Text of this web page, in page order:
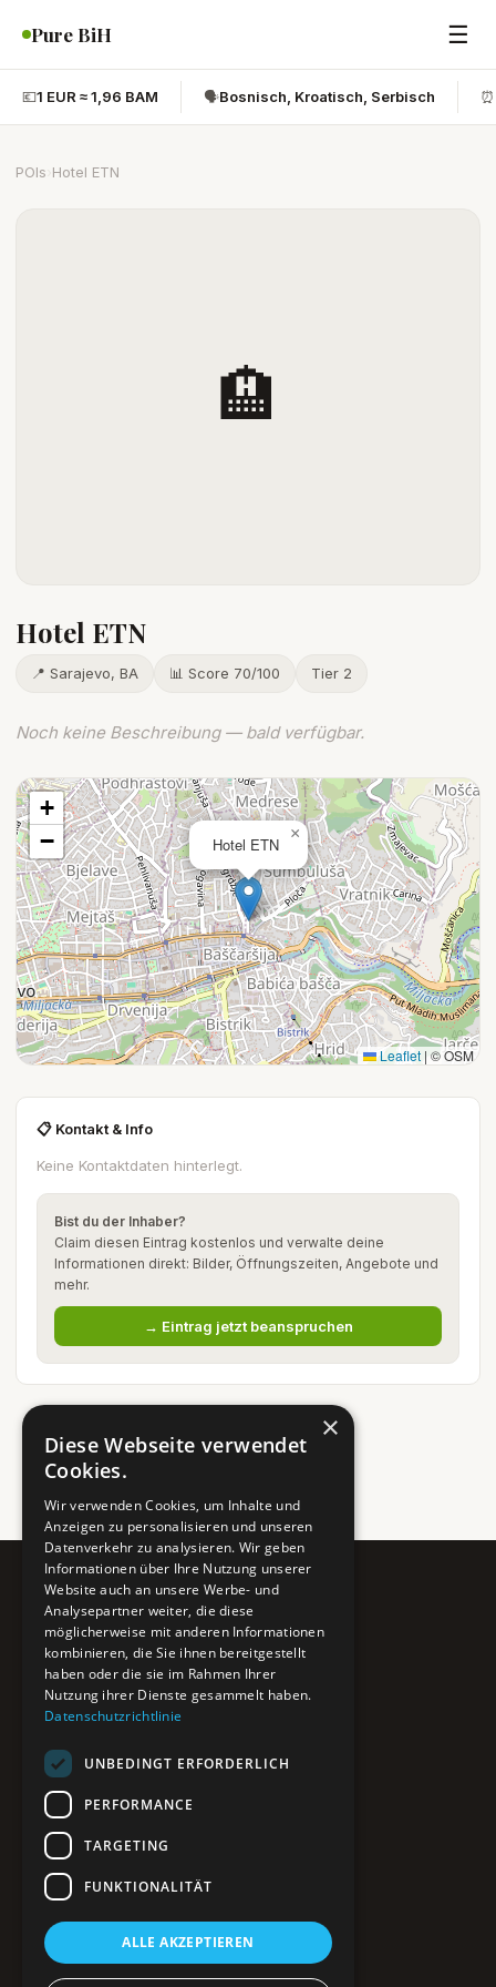
Pure BiH ☰
💶1 EUR ≈ 1,96 BAM 🗣️Bosnisch, Kroatisch, Serbisch ⏰
POIs Hotel ETN
🏨
Hotel ETN
📍 Sarajevo, BA 📊 Score 70/100 Tier 2
Noch keine Beschreibung — bald verfügbar.
Hotel ETN
×
+
−
Leaflet | © OSM
📋 Kontakt & Info
Keine Kontaktdaten hinterlegt.
Bist du der Inhaber?
Claim diesen Eintrag kostenlos und verwalte deine
Informationen direkt: Bilder, Öffnungszeiten, Angebote und
mehr.
→ Eintrag jetzt beanspruchen
Pure BiH
Authentisches Bosnien & Herzegowina
Ein Teil des BTP Reise-Netzwerks.
POIs entdecken
Interaktive Karte
Reiseblog
Reiseinfos & Tipps
Impressum
Datenschutz
×
Diese Webseite verwendet
Cookies.
Wir verwenden Cookies, um Inhalte und
Anzeigen zu personalisieren und unseren
Datenverkehr zu analysieren. Wir geben
Informationen über Ihre Nutzung unserer
Website auch an unsere Werbe- und
Analysepartner weiter, die diese
möglicherweise mit anderen Informationen
kombinieren, die Sie ihnen bereitgestellt
haben oder die sie im Rahmen Ihrer
Nutzung ihrer Dienste gesammelt haben.
Datenschutzrichtlinie
UNBEDINGT ERFORDERLICH
PERFORMANCE
TARGETING
FUNKTIONALITÄT
ALLE AKZEPTIEREN